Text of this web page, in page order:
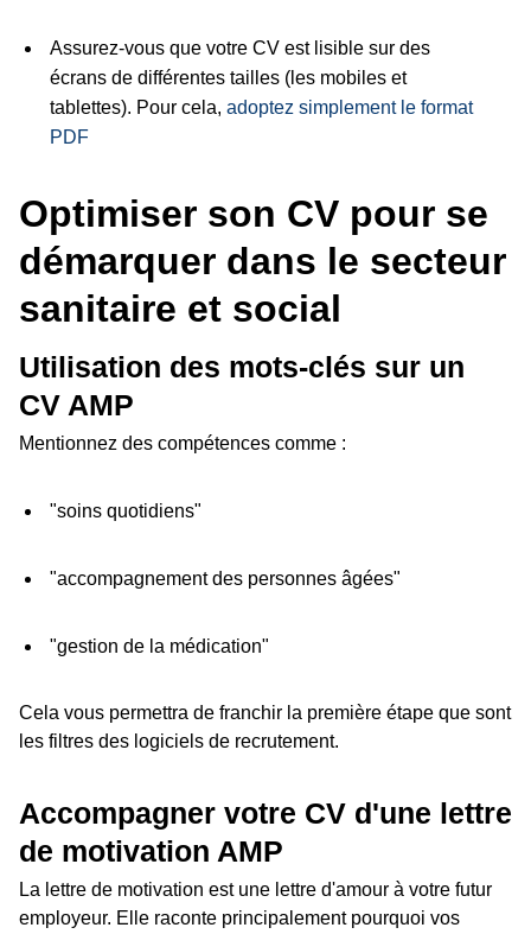
Assurez-vous que votre CV est lisible sur des
écrans de différentes tailles (les mobiles et
tablettes). Pour cela, adoptez simplement le format
PDF
Optimiser son CV pour se
démarquer dans le secteur
sanitaire et social
Utilisation des mots-clés sur un
CV AMP
Mentionnez des compétences comme :
"soins quotidiens"
"accompagnement des personnes âgées"
"gestion de la médication"
Cela vous permettra de franchir la première étape que sont
les filtres des logiciels de recrutement.
Accompagner votre CV d'une lettre
de motivation AMP
La lettre de motivation est une lettre d'amour à votre futur
employeur. Elle raconte principalement pourquoi vos